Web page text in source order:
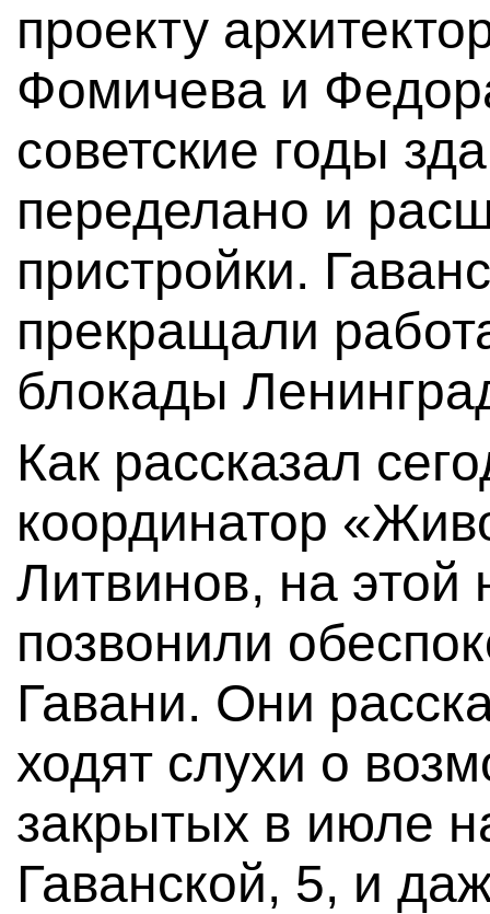
проекту
Фомичева и
советские годы
переделано и
пристройки.
прекращали
блокады
Как рассказал
координатор
Литвинов, на этой
позвонили
Гавани. Они
ходят слухи о
закрытых в июле
Гаванской, 5, и